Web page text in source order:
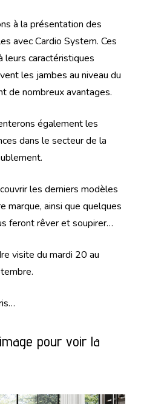
à la présentation des
avec Cardio System. Ces
leurs caractéristiques
les jambes au niveau du
de nombreux avantages.
également les
dans le secteur de la
les derniers modèles
marque, ainsi que quelques
feront rêver et soupirer…
visite du mardi 20 au
pour voir la